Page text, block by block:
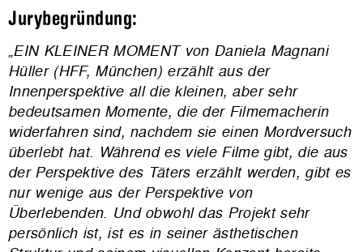
Jurybegründung:
„EIN KLEINER MOMENT von Daniela Magnani
Hüller (HFF, München) erzählt aus der
Innenperspektive all die kleinen, aber sehr
bedeutsamen Momente, die der Filmemacherin
widerfahren sind, nachdem sie einen Mordversuch
überlebt hat. Während es viele Filme gibt, die aus
der Perspektive des Täters erzählt werden, gibt es
nur wenige aus der Perspektive von
Überlebenden. Und obwohl das Projekt sehr
persönlich ist, ist es in seiner ästhetischen